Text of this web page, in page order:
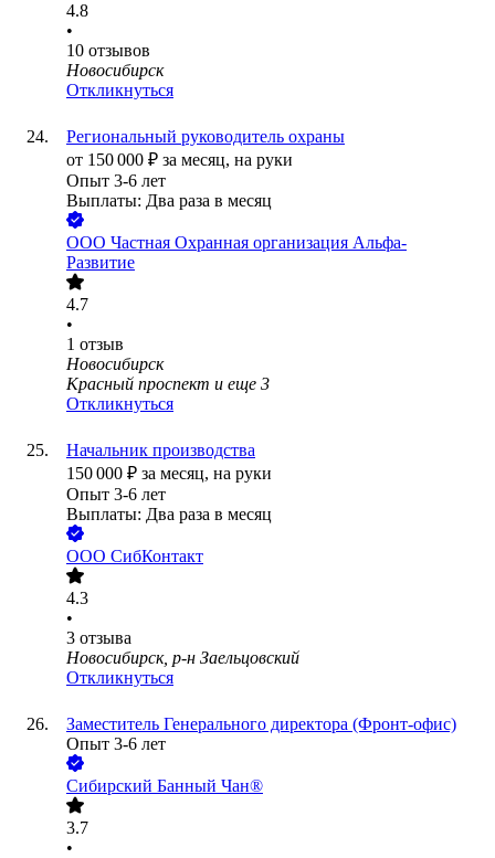
4.8
•
10 отзывов
Новосибирск
Откликнуться
Региональный руководитель охраны
от 150 000 ₽ за месяц, на руки
Опыт 3-6 лет
Выплаты: Два раза в месяц
ООО Частная Охранная организация Альфа-
Развитие
4.7
•
1 отзыв
Новосибирск
Красный проспект и еще 3
Откликнуться
Начальник производства
150 000 ₽ за месяц, на руки
Опыт 3-6 лет
Выплаты: Два раза в месяц
ООО СибКонтакт
4.3
•
3 отзыва
Новосибирск, р-н Заельцовский
Откликнуться
Заместитель Генерального директора (Фронт-офис)
Опыт 3-6 лет
Сибирский Банный Чан®
3.7
•